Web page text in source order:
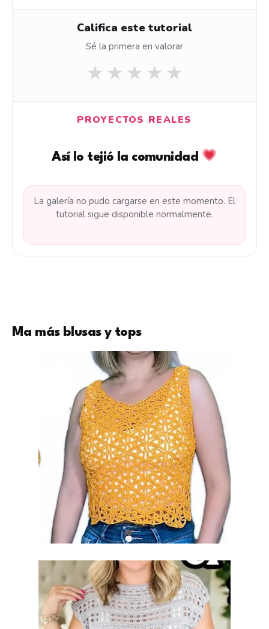
Califica este tutorial
Sé la primera en valorar
★ ★ ★ ★ ★
PROYECTOS REALES
Así lo tejió la comunidad
La galería no pudo cargarse en este momento. El
tutorial sigue disponible normalmente.
Ma más blusas y tops